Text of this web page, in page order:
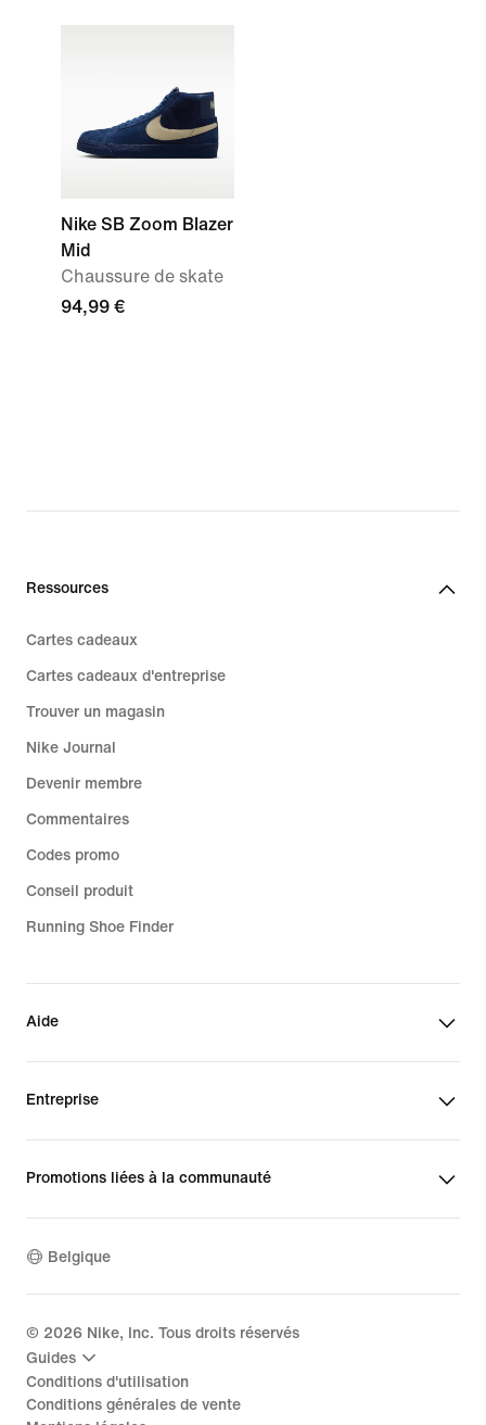
Nike SB Zoom Blazer
Mid
Chaussure de skate
94,99 €
Ressources
Cartes cadeaux
Cartes cadeaux d'entreprise
Trouver un magasin
Nike Journal
Devenir membre
Commentaires
Codes promo
Conseil produit
Running Shoe Finder
Aide
Entreprise
Promotions liées à la communauté
Belgique
© 2026 Nike, Inc. Tous droits réservés
Guides
Conditions d'utilisation
Conditions générales de vente